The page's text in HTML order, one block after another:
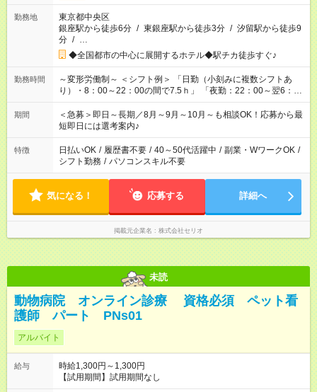
勤務地
東京都中央区
銀座駅から徒歩6分 / 東銀座駅から徒歩3分 / 汐留駅から徒歩9
分 / …
◆全国都市の中心に展開するホテル◆駅チカ徒歩すぐ♪
勤務時間
～変形労働制～ ＜シフト例＞ 「日勤（小刻みに複数シフトあ
り）・8：00～22：00の間で7.5ｈ」 「夜勤：22：00～翌6：
30 （実働7.5ｈ・休憩60分）」 「夜勤ロング： 16：00～翌9：
00（実働15ｈ・休憩120分）」
期間
＜急募＞即日～長期／8月～9月～10月～も相談OK！応募から最
短即日には選考案内♪
特徴 日払いOK / 履歴書不要 / 40～50代活躍中 / 副業・WワークOK /
シフト勤務 / パソコンスキル不要
気になる！ 応募する 詳細へ
掲載元企業名 株式会社セリオ
未読
動物病院 オンライン診療 資格必須 ペット看
護師 パート PNs01
アルバイト
給与
時給1,300円～1,300円
【試用期間】試用期間なし